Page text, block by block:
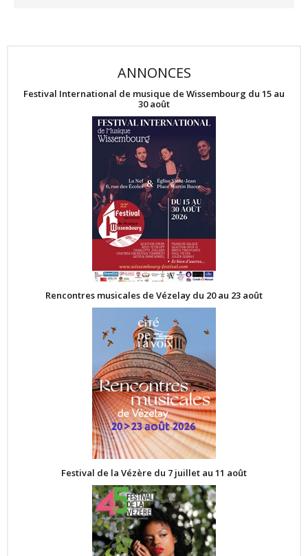
ANNONCES
Festival International de musique de Wissembourg du 15 au
30 août
Rencontres musicales de Vézelay du 20 au 23 août
Festival de la Vézère du 7 juillet au 11 août